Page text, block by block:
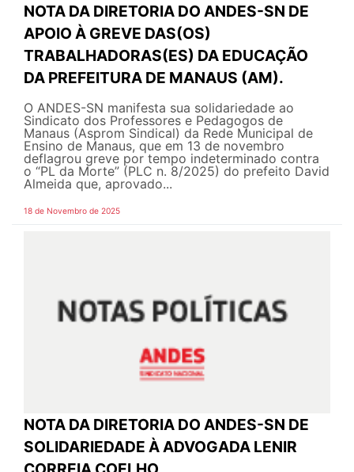
NOTA DA DIRETORIA DO ANDES-SN DE
APOIO À GREVE DAS(OS)
TRABALHADORAS(ES) DA EDUCAÇÃO
DA PREFEITURA DE MANAUS (AM).
O ANDES-SN manifesta sua solidariedade ao
Sindicato dos Professores e Pedagogos de
Manaus (Asprom Sindical) da Rede Municipal de
Ensino de Manaus, que em 13 de novembro
deflagrou greve por tempo indeterminado contra
o “PL da Morte” (PLC n. 8/2025) do prefeito David
Almeida que, aprovado...
18 de Novembro de 2025
NOTA DA DIRETORIA DO ANDES-SN DE
SOLIDARIEDADE À ADVOGADA LENIR